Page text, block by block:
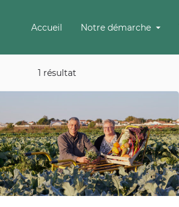
Accueil Notre démarche
1 résultat